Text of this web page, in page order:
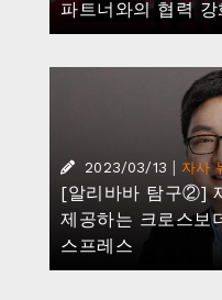
파트너와의 협력 강
2023/03/13 자사
[알리바바 탐구②]
제공하는 크로스보
스프레스